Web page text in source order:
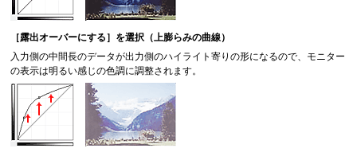
［露出オーバーにする］を選択（上膨らみの曲線）
入力側の中間長のデータが出力側のハイライト寄りの形になるので、モニター
の表示は明るい感じの色調に調整されます。